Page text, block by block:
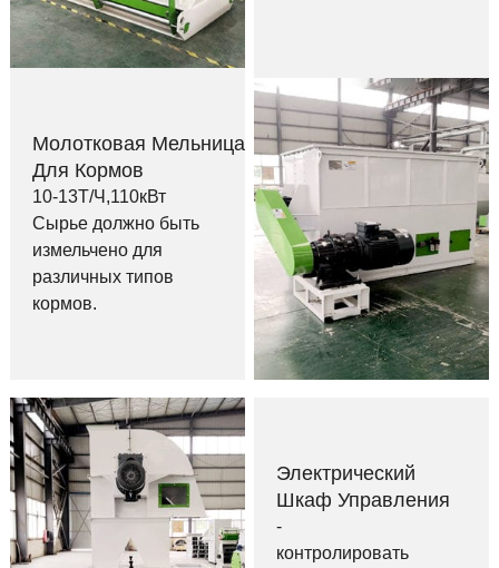
Молотковая Мельница
Для Кормов
10-13Т/Ч,110кВт
Сырье должно быть
измельчено для
различных типов
кормов.
Электрический
Шкаф Управления
-
контролировать